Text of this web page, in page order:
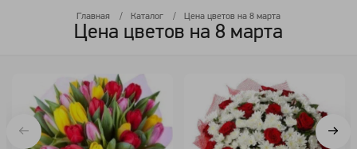
Главная Каталог Цена цветов на 8 марта
Цена цветов на 8 марта